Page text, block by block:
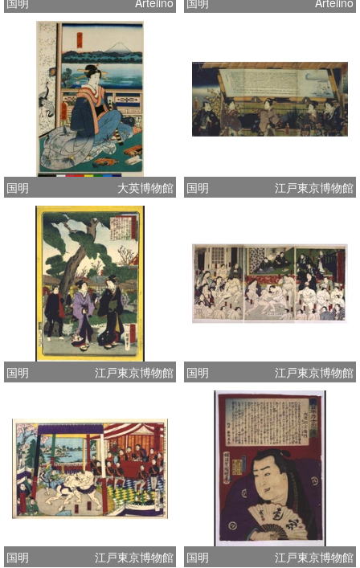
国明 大英博物館 国明 江戸東京博物館
国明 江戸東京博物館 国明 江戸東京博物館
国明 江戸東京博物館 国明 江戸東京博物館